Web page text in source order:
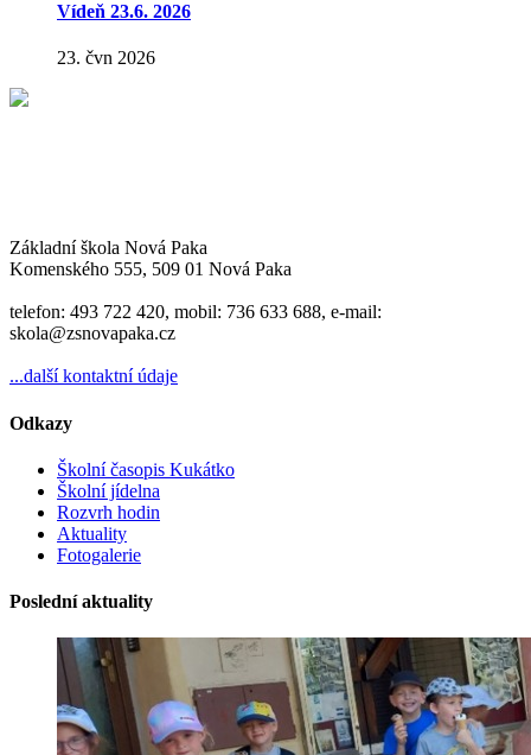
Vídeň 23.6. 2026
23. čvn 2026
Základní škola Nová Paka
Komenského 555, 509 01 Nová Paka
telefon: 493 722 420, mobil: 736 633 688, e-mail:
skola@zsnovapaka.cz
...další kontaktní údaje
Odkazy
Školní časopis Kukátko
Školní jídelna
Rozvrh hodin
Aktuality
Fotogalerie
Poslední aktuality